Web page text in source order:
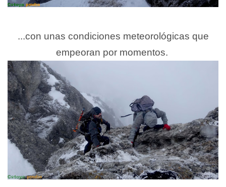
...con unas condiciones meteorológicas que
empeoran por momentos.